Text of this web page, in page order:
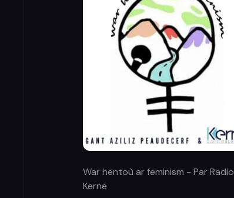
War hentoù ar feminism - ParRadio
Kerne